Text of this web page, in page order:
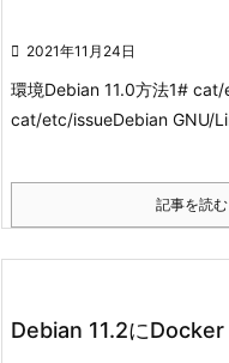
 2021年11月24日
環境Debian 11.0方法1# cat/
cat/etc/issueDebian GNU/
記事を読む
Debian 11.2にDocker